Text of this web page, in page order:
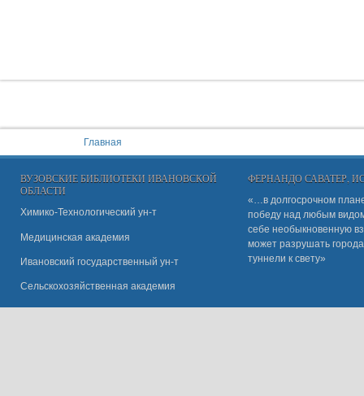
Главная
ВУЗОВСКИЕ БИБЛИОТЕКИ ИВАНОВСКОЙ
ОБЛАСТИ
Химико-Технологический ун-т
Медицинская академия
Ивановский государственный ун-т
Сельскохозяйственная академия
ФЕРНАНДО САВАТЕР,
«…в долгосрочном
победу над любым
себе необыкновенную
может разрушать
туннели к свету»